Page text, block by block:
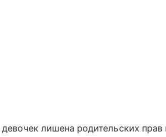
лишена родительских прав